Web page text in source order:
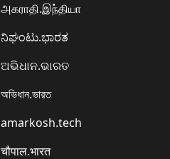
அகராதி.இந்தியா
ನಿಘಂಟು.ಭಾರತ
ଅଭିଧାନ.ଭାରତ
অভিধান.ভারত
amarkosh.tech
चौपाल.भारत